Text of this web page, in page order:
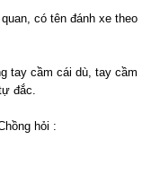
có tên đánh xe theo
tay cầm cái dù, tay cầm
đắc.
hỏi :